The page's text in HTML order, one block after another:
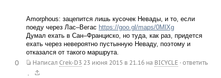
Amorphous: зацепится лишь кусочек Невады, и то, если
поеду через Лас–Вегас https://goo.gl/maps/0MlXg
Думал ехать в Сан–Франциско, но туда, как раз, придется
ехать через невероятно пустынную Неваду, поэтому и
отказался от такого маршрута.
Написал Crek-D3 23 июня 2015 в 21.16на BICYCLE · ответить
.
0